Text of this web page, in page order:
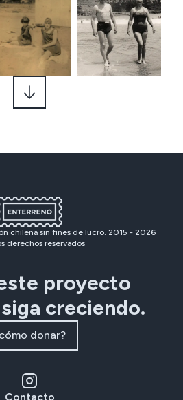
chilena sin fines de lucro. 2015 - 2026
derechos reservados
proyecto
creciendo.
donar?
Contacto